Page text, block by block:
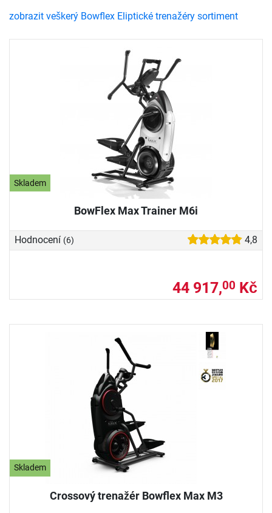
Skladem
BowFlex Max Trainer M6i
Hodnocení (6) 4,8
44 917,00 Kč
Skladem
Crossový trenažér Bowflex Max M3
zobrazit veškerý Bowflex Eliptické trenažéry sortiment